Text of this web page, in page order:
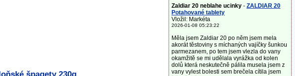
Zaldiar 20 neblahe ucinky - ZALDIAR 20
Potahované tablety
Vložil: Markéta
2026-01-08 05:23:22
Měla jsem Zaldiar 20 po něm jsem mela
akorát těstoviny s míchaných vajíčky šunkou
parmezanem, po tem jsem vlezla do vany
okamžitě se mi udělala vyrážka od kolen
dolů která neskutečně pálila musela jsem z
vany vylest bolesti sem brečela cítila jsem